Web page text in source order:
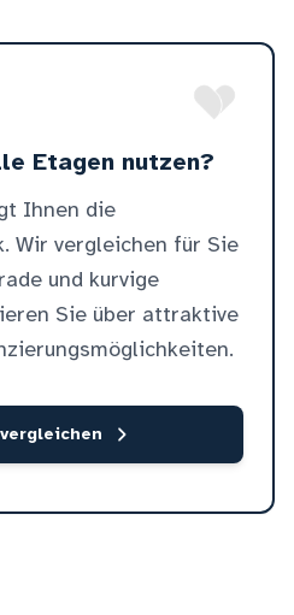
Etagen nutzen?
Ihnen die
Wir vergleichen für Sie
und kurvige
Sie über attraktive